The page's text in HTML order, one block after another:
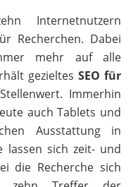
Internetnutzern
Recherchen. Dabei
mehr auf alle
gezieltes SEO für
Immerhin
auch Tablets und
Ausstattung in
lassen sich zeit- und
die Recherche sich